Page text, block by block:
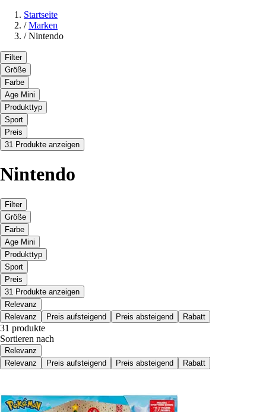
Startseite
/ Marken
/ Nintendo
Filter
Größe
Farbe
Age Mini
Produkttyp
Sport
Preis
31 Produkte anzeigen
Nintendo
Filter
Größe
Farbe
Age Mini
Produkttyp
Sport
Preis
31 Produkte anzeigen
Relevanz
Relevanz
Preis aufsteigend Preis absteigend Rabatt
31 produkte
Sortieren nach
Relevanz
Relevanz
Preis aufsteigend Preis absteigend Rabatt